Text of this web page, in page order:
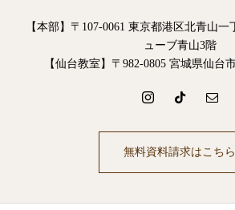
【本部】〒107-0061 東京都港区北青山
ューブ青山3階
【仙台教室】〒982-0805 宮城県仙台
無料資料請求はこちら